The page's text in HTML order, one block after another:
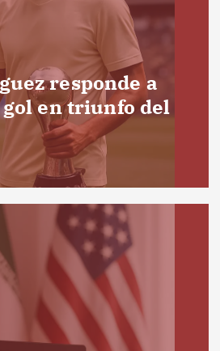
responde a
en triunfo del